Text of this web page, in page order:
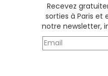
Recevez
sorties à Paris et
notre newsletter,